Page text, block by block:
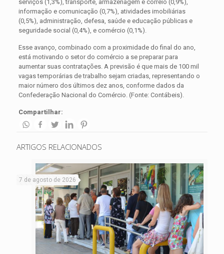
serviços (1,3%), transporte, armazenagem e correio (0,9%),
informação e comunicação (0,7%), atividades imobiliárias
(0,5%), administração, defesa, saúde e educação públicas e
seguridade social (0,4%), e comércio (0,1%).
Esse avanço, combinado com a proximidade do final do ano,
está motivando o setor do comércio a se preparar para
aumentar suas contratações. A previsão é que mais de 100 mil
vagas temporárias de trabalho sejam criadas, representando o
maior número dos últimos dez anos, conforme dados da
Confederação Nacional do Comércio. (Fonte: Contábeis).
Compartilhar:
ARTIGOS RELACIONADOS
7 de agosto de 2026